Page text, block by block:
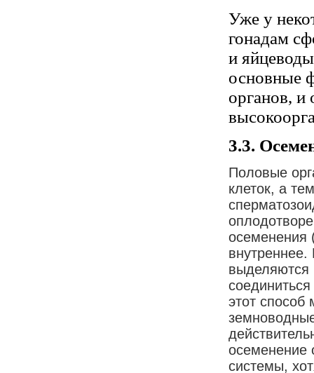
Уже у
гонадам
и
основные
органов, и
3.3.
Половые
клеток, а
осеменения
выделяются
этот способ
осеменение
системы,